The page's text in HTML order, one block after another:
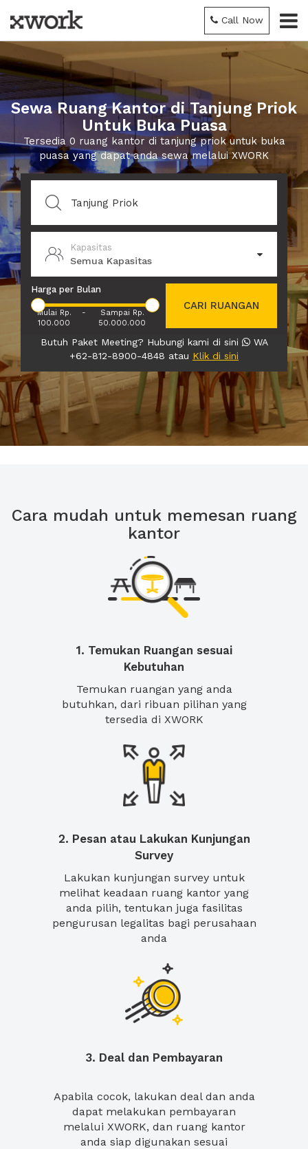
Call Now
Sewa Ruang Kantor di Tanjung Priok
Untuk Buka Puasa
Tersedia 0 ruang kantor di tanjung priok untuk buka
puasa yang dapat anda sewa melalui XWORK
Kapasitas
Semua Kapasitas
Harga per Bulan
Mulai Rp.
100.000
-
Sampai Rp.
50.000.000
CARI RUANGAN
Butuh Paket Meeting? Hubungi kami di sini
WA
+62-812-8900-4848 atau Klik di sini
Cara mudah untuk memesan ruang
kantor
1. Temukan Ruangan sesuai
Kebutuhan
Temukan ruangan yang anda
butuhkan, dari ribuan pilihan yang
tersedia di XWORK
2. Pesan atau Lakukan Kunjungan
Survey
Lakukan kunjungan survey untuk
melihat keadaan ruang kantor yang
anda pilih, tentukan juga fasilitas
pengurusan legalitas bagi perusahaan
anda
3. Deal dan Pembayaran
Apabila cocok, lakukan deal dan anda
dapat melakukan pembayaran
melalui XWORK, dan ruang kantor
anda siap digunakan sesuai